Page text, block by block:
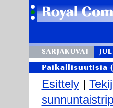
SARJAKUVAT
Paikallisuutisia
Esittely|